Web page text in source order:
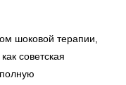
шоковой терапии,
советская